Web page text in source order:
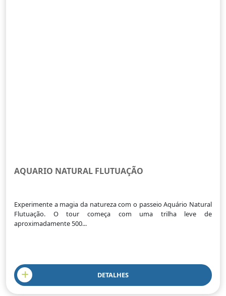
AQUARIO NATURAL FLUTUAÇÃO
Experimente a magia da natureza com o passeio Aquário Natural
Flutuação. O tour começa com uma trilha leve de
aproximadamente 500...
DETALHES